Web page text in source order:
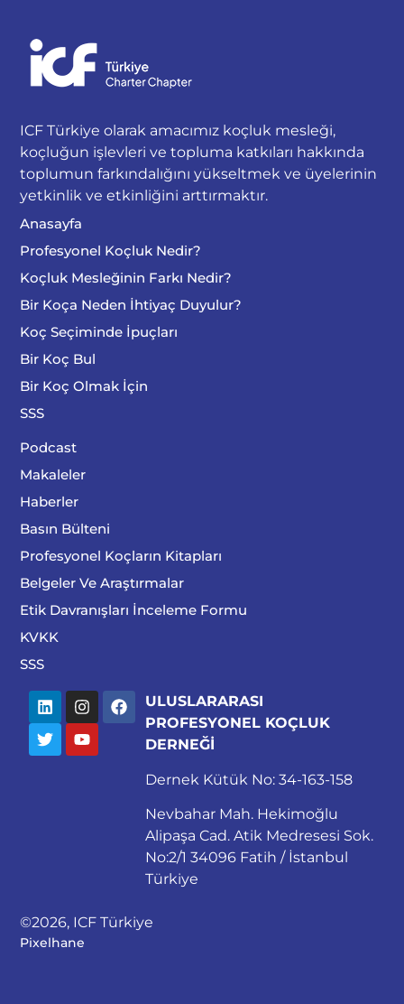
ICF Türkiye olarak amacımız koçluk mesleği,
koçluğun işlevleri ve topluma katkıları hakkında
toplumun farkındalığını yükseltmek ve üyelerinin
yetkinlik ve etkinliğini arttırmaktır.
Anasayfa
Profesyonel Koçluk Nedir?
Koçluk Mesleğinin Farkı Nedir?
Bir Koça Neden İhtiyaç Duyulur?
Koç Seçiminde İpuçları
Bir Koç Bul
Bir Koç Olmak İçin
SSS
Podcast
Makaleler
Haberler
Basın Bülteni
Profesyonel Koçların Kitapları
Belgeler Ve Araştırmalar
Etik Davranışları İnceleme Formu
KVKK
SSS
ULUSLARARASI
PROFESYONEL KOÇLUK
DERNEĞİ
Dernek Kütük No: 34-163-158
Nevbahar Mah. Hekimoğlu
Alipaşa Cad. Atik Medresesi Sok.
No:2/1 34096 Fatih / İstanbul
Türkiye
©2026, ICF Türkiye
Pixelhane